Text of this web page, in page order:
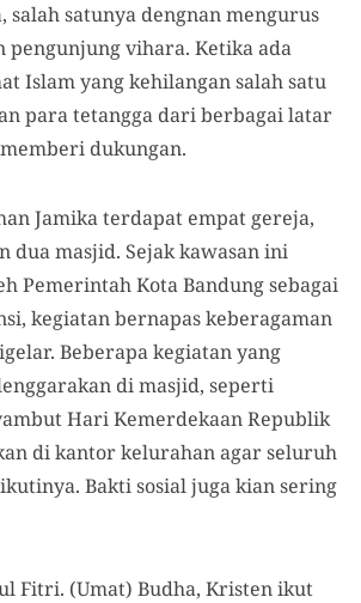
salah satunya dengnan mengurus
vihara. Ketika ada
Islam yang kehilangan salah satu
para tetangga dari berbagai latar
dukungan.
Jamika terdapat empat gereja,
dua masjid. Sejak kawasan ini
Pemerintah Kota Bandung sebagai
kegiatan bernapas keberagaman
Beberapa kegiatan yang
di masjid, seperti
Hari Kemerdekaan Republik
di kantor kelurahan agar seluruh
Bakti sosial juga kian sering
Fitri. (Umat) Budha, Kristen ikut